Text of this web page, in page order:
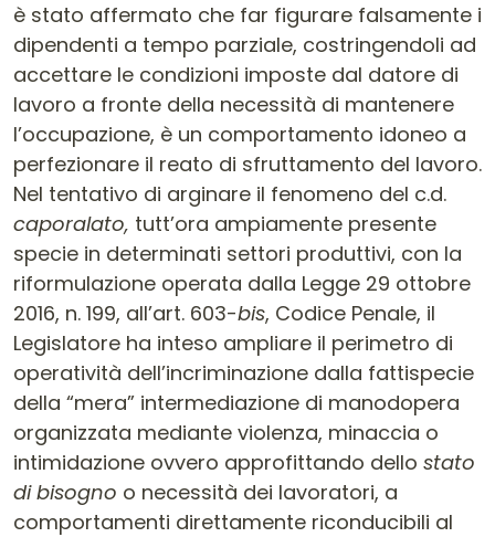
è stato affermato che far figurare falsamente i
dipendenti a tempo parziale, costringendoli ad
accettare le condizioni imposte dal datore di
lavoro a fronte della necessità di mantenere
l’occupazione, è un comportamento idoneo a
perfezionare il reato di sfruttamento del lavoro.
Nel tentativo di arginare il fenomeno del c.d.
caporalato, tutt’ora ampiamente presente
specie in determinati settori produttivi, con la
riformulazione operata dalla Legge 29 ottobre
2016, n. 199, all’art. 603-bis, Codice Penale, il
Legislatore ha inteso ampliare il perimetro di
operatività dell’incriminazione dalla fattispecie
della “mera” intermediazione di manodopera
organizzata mediante violenza, minaccia o
intimidazione ovvero approfittando dello stato
di bisogno o necessità dei lavoratori, a
comportamenti direttamente riconducibili al